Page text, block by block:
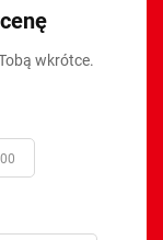
wkrótce.